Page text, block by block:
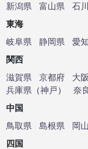
新潟県
富山県 石
東海
岐阜県
静岡県 愛
関西
滋賀県
京都府 大
兵庫県 （神戸） 奈
中国
鳥取県
島根県 岡
四国